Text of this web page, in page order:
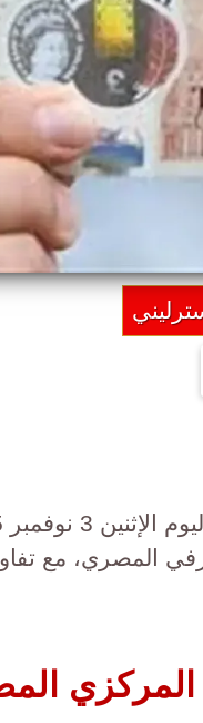
المصري، مع
المركزي